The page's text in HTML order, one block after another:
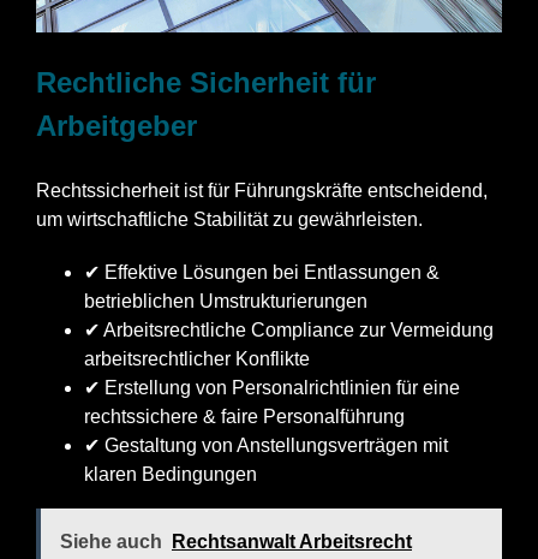
Rechtliche Sicherheit für
Arbeitgeber
Rechtssicherheit ist für Führungskräfte entscheidend,
um wirtschaftliche Stabilität zu gewährleisten.
✔ Effektive Lösungen bei Entlassungen &
betrieblichen Umstrukturierungen
✔ Arbeitsrechtliche Compliance zur Vermeidung
arbeitsrechtlicher Konflikte
✔ Erstellung von Personalrichtlinien für eine
rechtssichere & faire Personalführung
✔ Gestaltung von Anstellungsverträgen mit
klaren Bedingungen
Siehe auch
Rechtsanwalt Arbeitsrecht